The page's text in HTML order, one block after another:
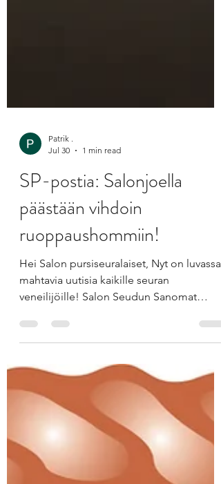
Jul 30
1 min read
SP-postia: Salonjoella
päästään vihdoin
ruoppaushommiin!
Hei Salon pursiseuralaiset, Nyt on luvassa
veneilijöille! Salon Seudun Sanomat
uutisoi tänään (30.7.), että Salon
veneväylän pitkään odotettu ruoppaus on
vihdoin saanut tarvittavan luvan Lupa- ja
valvontavirastolta. Tämä on Salon
pursiseuralle suuri ja tärkeä asia: väylän
madaltuminen ja liettyminen on
puhuttanut pitkään, ja nyt syvyysongelmiin
saadaan viimein ratkaisu! Mitä ja milloin
tapahtuu? Aikataulu: Tarjouspyyntöjä